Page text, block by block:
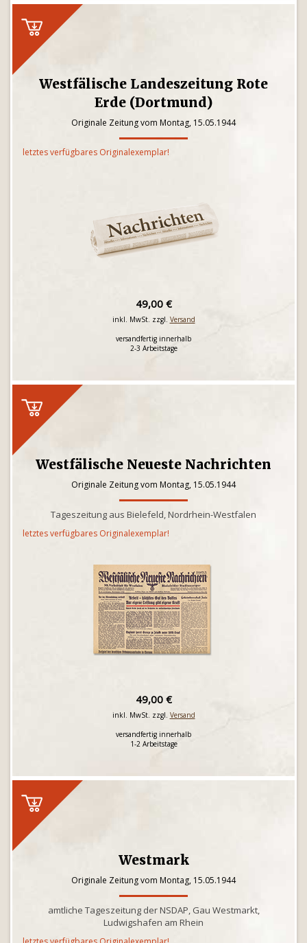
Westfälische Landeszeitung Rote
Erde (Dortmund)
Originale Zeitung vom Montag, 15.05.1944
letztes verfügbares Originalexemplar!
49,00 €
inkl. MwSt. zzgl. Versand
versandfertig innerhalb
2-3 Arbeitstage
Westfälische Neueste Nachrichten
Originale Zeitung vom Montag, 15.05.1944
Tageszeitung aus Bielefeld, Nordrhein-Westfalen
letztes verfügbares Originalexemplar!
49,00 €
inkl. MwSt. zzgl. Versand
versandfertig innerhalb
1-2 Arbeitstage
Westmark
Originale Zeitung vom Montag, 15.05.1944
amtliche Tageszeitung der NSDAP, Gau Westmarkt,
Ludwigshafen am Rhein